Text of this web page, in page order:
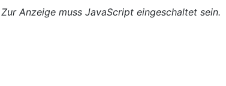
Anzeige muss JavaScript eingeschaltet sein.